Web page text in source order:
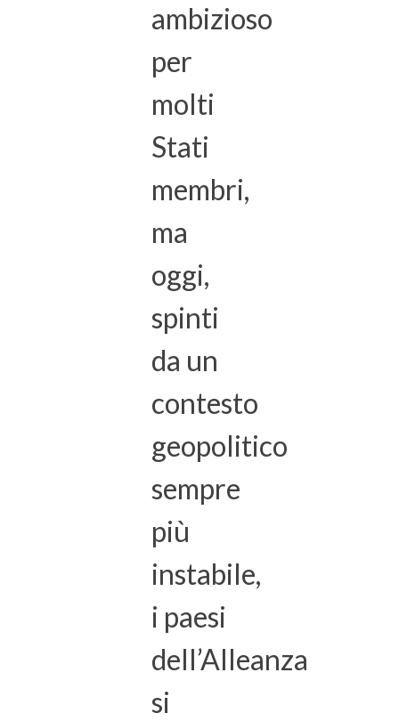
ambizioso
per
molti
Stati
membri,
ma
oggi,
spinti
da un
contesto
geopolitico
sempre
più
instabile,
i paesi
dell’Alleanza
si